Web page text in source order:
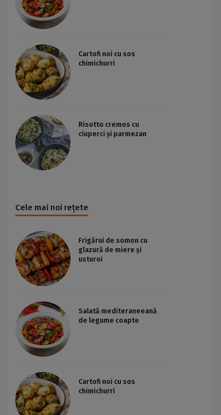
Cartofi noi cu sos
chimichurri
Risotto cremos cu
ciuperci și parmezan
Cele mai noi rețete
Frigărui de somon cu
glazură de miere și
usturoi
Salată mediteraneeană
de legume coapte
Cartofi noi cu sos
chimichurri